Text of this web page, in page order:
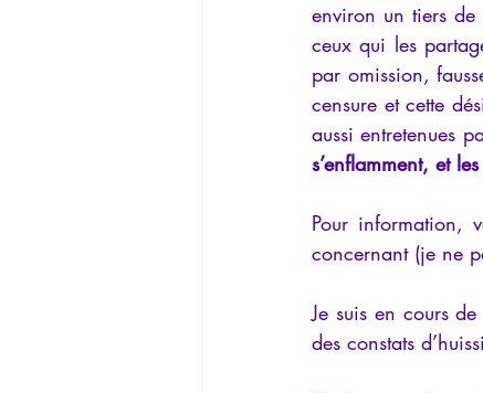
environ un tiers de
ceux qui les
par omission,
censure et cette
aussi entretenues
s’enflamment, et
Pour information,
concernant (je ne
Je suis en cours
des constats